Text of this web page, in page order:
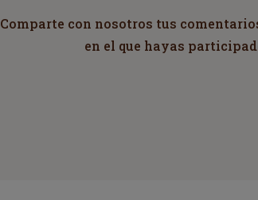
Comparte con nosotros tus
en el que hayas